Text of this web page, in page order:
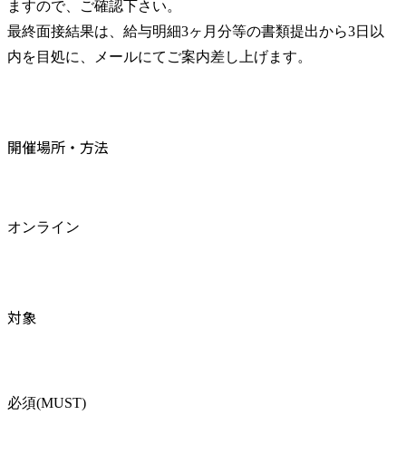
ますので、ご確認下さい。
最終面接結果は、給与明細3ヶ月分等の書類提出から3日以
内を目処に、メールにてご案内差し上げます。
開催場所・方法
オンライン
対象
必須(MUST)